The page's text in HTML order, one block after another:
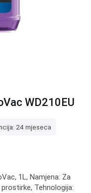
WD210EU
24 mjeseca
1L, Namjena: Za
Tehnologija: